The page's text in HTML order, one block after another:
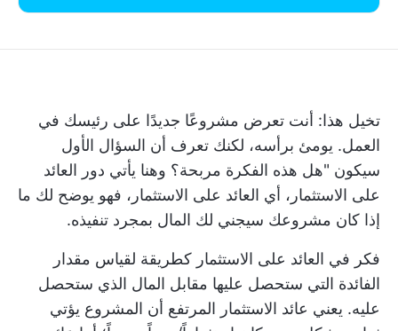
تخيل هذا: أنت تعرض مشروعًا جديدًا على رئيسك في
العمل. يومئ برأسه، لكنك تعرف أن السؤال الأول
سيكون "هل هذه الفكرة مربحة؟ وهنا يأتي دور العائد
على الاستثمار، أي العائد على الاستثمار، فهو يوضح لك ما
إذا كان مشروعك سيجني لك المال بمجرد تنفيذه.
فكر في العائد على الاستثمار كطريقة لقياس مقدار
الفائدة التي ستحصل عليها مقابل المال الذي ستحصل
عليه. يعني عائد الاستثمار المرتفع أن المشروع يؤتي